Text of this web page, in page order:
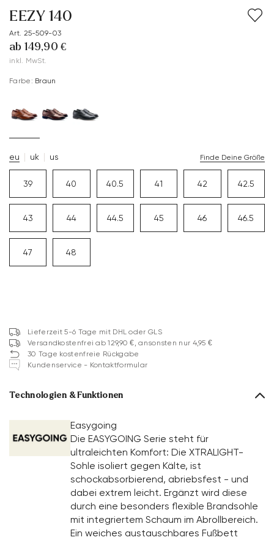
EEZY 140
Art. 25-509-03
ab 149,90 €
inkl. MwSt.
Farbe: Braun
eu uk us Finde Deine Größe
39 40 40.5 41 42 42.5
43 44 44.5 45 46 46.5
47 48
Lieferzeit 5-6 Tage mit DHL oder GLS
Versandkostenfrei ab 129,90 €, ansonsten nur 4,95 €
30 Tage kostenfreie Rückgabe
Kundenservice - Kontaktformular
Technologien & Funktionen
Easygoing
Die EASYGOING Serie steht für
ultraleichten Komfort: Die XTRALIGHT-
Sohle isoliert gegen Kälte, ist
schockabsorbierend, abriebsfest - und
dabei extrem leicht. Ergänzt wird diese
durch eine besonders flexible Brandsohle
mit integriertem Schaum im Abrollbereich.
Ein weiches austauschbares Fußbett